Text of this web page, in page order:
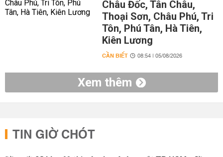
Châu Đốc, Tân Châu,
Thoại Sơn, Châu Phú, Tri
Tôn, Phú Tân, Hà Tiên,
Kiên Lương
CẦN BIẾT 08:54 | 05/08/2026
Xem thêm
TIN GIỜ CHÓT